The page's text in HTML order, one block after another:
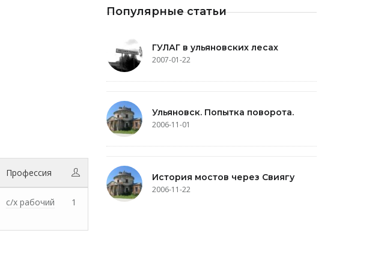
Профессия
с/х рабочий 1
Популярные статьи
ГУЛАГ в ульяновских лесах
2007-01-22
Ульяновск. Попытка поворота.
2006-11-01
История мостов через Свиягу
2006-11-22